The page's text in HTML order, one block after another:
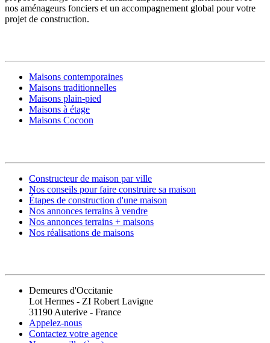
nos aménageurs fonciers et un accompagnement global pour votre
projet de construction.
Maisons contemporaines
Maisons traditionnelles
Maisons plain-pied
Maisons à étage
Maisons Cocoon
Constructeur de maison par ville
Nos conseils pour faire construire sa maison
Étapes de construction d'une maison
Nos annonces terrains à vendre
Nos annonces terrains + maisons
Nos réalisations de maisons
Demeures d'Occitanie
Lot Hermes - ZI Robert Lavigne
31190 Auterive - France
Appelez-nous
Contactez votre agence